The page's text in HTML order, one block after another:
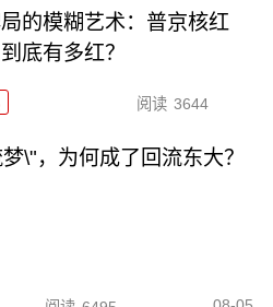
的模糊艺术：普京核红
底有多红？
阅读 3644
\"，为何成了回流东大？